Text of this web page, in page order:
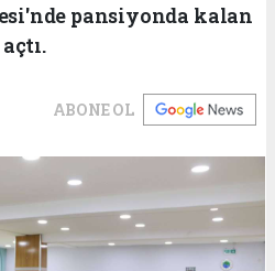
pansiyonda kalan
ABONE OL